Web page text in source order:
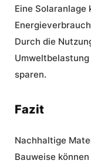
Eine Solaranlage
Durch die
sparen.
Fazit
Nachhaltige
Bauweise